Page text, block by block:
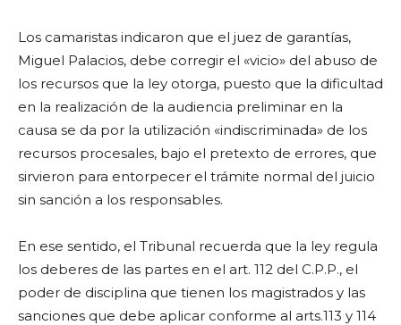
Los camaristas indicaron que el juez de garantías,
Miguel Palacios, debe corregir el «vicio» del abuso de
los recursos que la ley otorga, puesto que la dificultad
en la realización de la audiencia preliminar en la
causa se da por la utilización «indiscriminada» de los
recursos procesales, bajo el pretexto de errores, que
sirvieron para entorpecer el trámite normal del juicio
sin sanción a los responsables.
En ese sentido, el Tribunal recuerda que la ley regula
los deberes de las partes en el art. 112 del C.P.P., el
poder de disciplina que tienen los magistrados y las
sanciones que debe aplicar conforme al arts.113 y 114